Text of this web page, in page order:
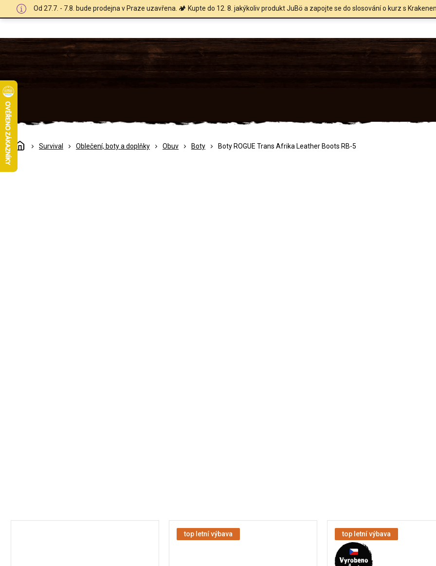
Od 27.7. - 7.8. bude prodejna v Praze uzavřena. 🏕️ Kupte do 12. 8. jakýkoliv produkt JuBö a zapojte se do slosování o kurz s
DomůSurvival Oblečení, boty a doplňky Obuv Boty Boty ROGUE Trans Afrika Leather Boots RB-5
top letní výbava top letní výbava